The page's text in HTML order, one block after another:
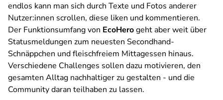
endlos kann man sich durch Texte und Fotos anderer
Nutzer:innen scrollen, diese liken und kommentieren.
Der Funktionsumfang von EcoHerogeht aber weit über
Statusmeldungen zum neuesten Secondhand-
Schnäppchen und fleischfreiem Mittagessen hinaus.
Verschiedene Challenges sollen dazu motivieren, den
gesamten Alltag nachhaltiger zu gestalten - und die
Community daran teilhaben zu lassen.